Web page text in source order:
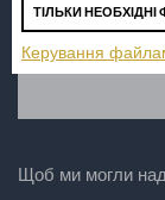
Щоб ми могли
ТІЛЬКИ НЕОБХІДНІ
Керування